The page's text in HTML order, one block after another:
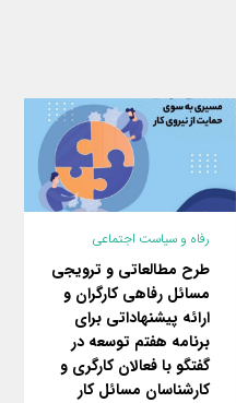
رفاه و سیاست اجتماعی
طرح مطالعاتی و ترویجی
مسائل رفاهی کارگران و
ارائه پیشنهاداتی برای
برنامه هفتم توسعه در
گفتگو با فعالان کارگری و
کارشناسان مسائل کار